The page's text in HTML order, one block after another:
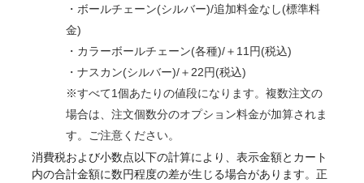
・ボールチェーン(シルバー)/追加料金なし(標準料
金)
・カラーボールチェーン(各種)/＋11円(税込)
・ナスカン(シルバー)/＋22円(税込)
※すべて1個あたりの値段になります。複数注文の
場合は、注文個数分のオプション料金が加算されま
す。ご注意ください。
消費税および小数点以下の計算により、表示金額とカート
内の合計金額に数円程度の差が生じる場合があります。正